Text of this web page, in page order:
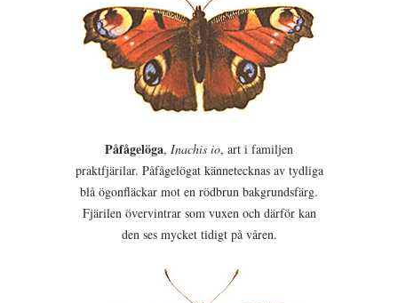
Påfågelöga, Inachis io, art i familjen
praktfjärilar. Påfågelögat kännetecknas av tydliga
blå ögonfläckar mot en rödbrun bakgrundsfärg.
Fjärilen övervintrar som vuxen och därför kan
den ses mycket tidigt på våren.